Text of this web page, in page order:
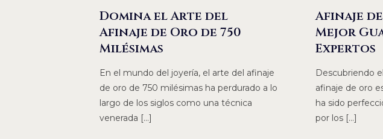
Domina el Arte del
Afinaje de Oro de 750
Milésimas
En el mundo del joyería, el arte del afinaje
de oro de 750 milésimas ha perdurado a lo
largo de los siglos como una técnica
venerada […]
Afinaje
Mejor
Expertos
Descubriendo
afinaje de oro
ha sido
por los […]